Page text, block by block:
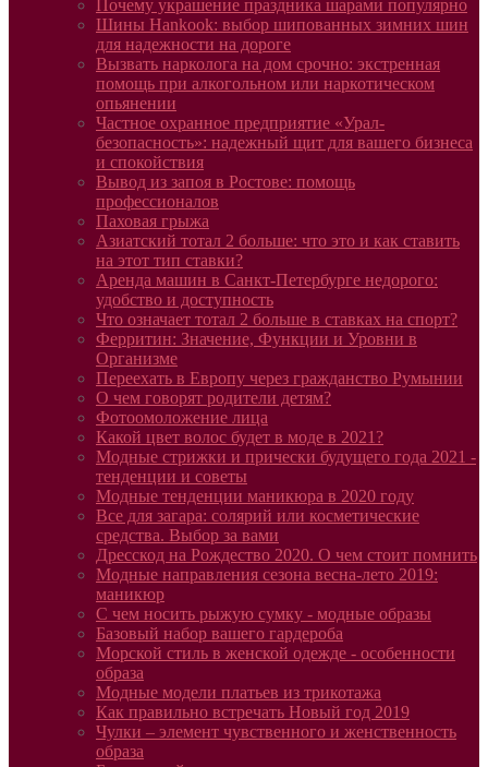
Почему украшение праздника шарами популярно
Шины Hankook: выбор шипованных зимних шин
для надежности на дороге
Вызвать нарколога на дом срочно: экстренная
помощь при алкогольном или наркотическом
опьянении
Частное охранное предприятие «Урал-
безопасность»: надежный щит для вашего бизнеса
и спокойствия
Вывод из запоя в Ростове: помощь
профессионалов
Паховая грыжа
Азиатский тотал 2 больше: что это и как ставить
на этот тип ставки?
Аренда машин в Санкт-Петербурге недорого:
удобство и доступность
Что означает тотал 2 больше в ставках на спорт?
Ферритин: Значение, Функции и Уровни в
Организме
Переехать в Европу через гражданство Румынии
О чем говорят родители детям?
Фотоомоложение лица
Какой цвет волос будет в моде в 2021?
Модные стрижки и прически будущего года 2021 -
тенденции и советы
Модные тенденции маникюра в 2020 году
Все для загара: солярий или косметические
средства. Выбор за вами
Дресскод на Рождество 2020. О чем стоит помнить
Модные направления сезона весна-лето 2019:
маникюр
С чем носить рыжую сумку - модные образы
Базовый набор вашего гардероба
Морской стиль в женской одежде - особенности
образа
Модные модели платьев из трикотажа
Как правильно встречать Новый год 2019
Чулки – элемент чувственного и женственность
образа